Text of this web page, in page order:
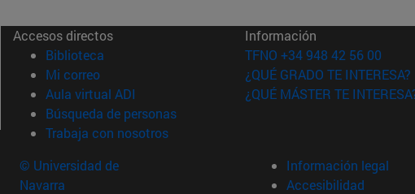
Accesos directos
Biblioteca (abre en nueva ventana)
Mi correo(abre en nueva ventana)
Aula virtual ADI (abre en nueva ventana)
Búsqueda de personas(abre en nueva ventana)
Trabaja con nosotros(abre en nueva ventana)
Información
TFNO +34 948 42 56 00
¿QUÉ GRADO TE INTERESA?
¿QUÉ MÁSTER TE
© Universidad de
Navarra
Información legal
Accesibilidad